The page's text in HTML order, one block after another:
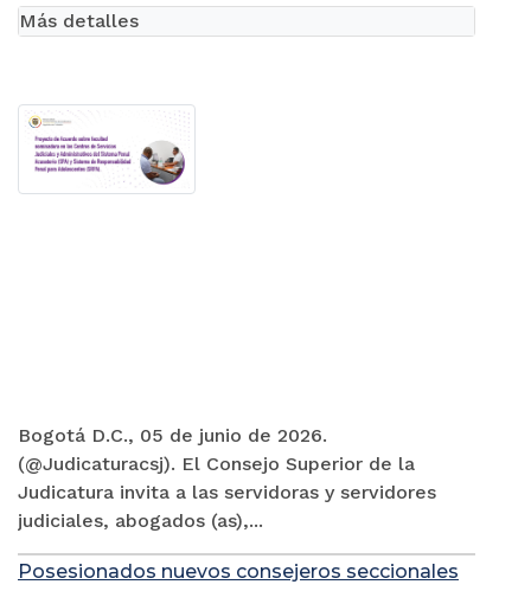
Bogotá D.C., 05 de junio de 2026.
(@Judicaturacsj). El Consejo Superior de la
Judicatura invita a las servidoras y servidores
judiciales, abogados (as),...
Más detalles
Posesionados nuevos consejeros seccionales